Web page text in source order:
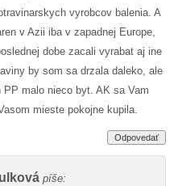
vyrobcov balenia. A
v Azii iba v zapadnej Europe,
dobe zacali vyrabat aj ine
by som sa drzala daleko, ale
malo nieco byt. AK sa Vam
mieste pokojne kupila.
Odpovedať
píše: